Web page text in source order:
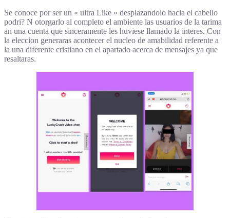
Se conoce por ser un « ultra Like » desplazandolo hacia el cabello
podri? N otorgarlo al completo el ambiente las usuarios de la tarima
an una cuenta que sinceramente les huviese llamado la interes. Con
la eleccion generaras acontecer el nucleo de amabilidad referente a
la una diferente cristiano en el apartado acerca de mensajes ya que
resaltaras.